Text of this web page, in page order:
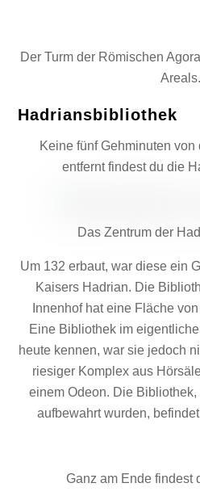
Der Turm der Römischen
Areals.
Hadriansbibliothek
Keine fünf Gehminuten
entfernt findest du die
Das Zentrum der
Um 132 erbaut, war diese ein
Kaisers Hadrian. Die
Innenhof hat eine Fläche
Eine Bibliothek im
heute kennen, war sie jedoch
riesiger Komplex aus
einem Odeon. Die
aufbewahrt wurden,
Ganz am Ende findest